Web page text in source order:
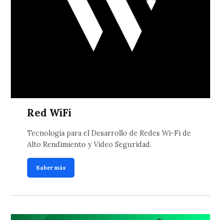
Red WiFi
Tecnología para el Desarrollo de Redes Wi-Fi de
Alto Rendimiento y Video Seguridad.
Saber más